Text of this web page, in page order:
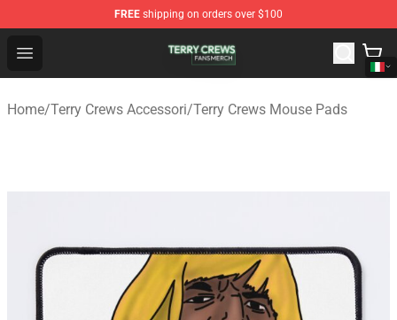
FREE shipping on orders over $100
Open menu
Terry Crews Shop - Official Terry Crews Merchandise
Home/Terry Crews Accessori/Terry Crews Mouse Pads